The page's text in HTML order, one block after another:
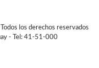
los derechos reservados
- Tel: 41-51-000